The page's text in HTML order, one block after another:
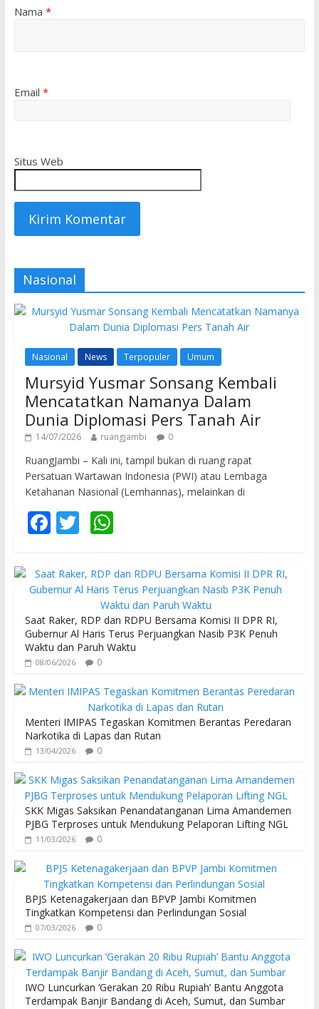
Nama *
Email *
Situs Web
Nasional
Nasional News Terpopuler Umum
Mursyid Yusmar Sonsang Kembali
Mencatatkan Namanya Dalam
Dunia Diplomasi Pers Tanah Air
14/07/2026 ruangjambi 0
RuangJambi – Kali ini, tampil bukan di ruang rapat
Persatuan Wartawan Indonesia (PWI) atau Lembaga
Ketahanan Nasional (Lemhannas), melainkan di
F
e
b
o
o
k
T
itt
er
W
at
s
A
p
p
Saat Raker, RDP dan RDPU Bersama Komisi II DPR RI,
Gubernur Al Haris Terus Perjuangkan Nasib P3K Penuh
Waktu dan Paruh Waktu
08/06/2026 0
Menteri IMIPAS Tegaskan Komitmen Berantas Peredaran
Narkotika di Lapas dan Rutan
13/04/2026 0
SKK Migas Saksikan Penandatanganan Lima Amandemen
PJBG Terproses untuk Mendukung Pelaporan Lifting NGL
11/03/2026 0
BPJS Ketenagakerjaan dan BPVP Jambi Komitmen
Tingkatkan Kompetensi dan Perlindungan Sosial
07/03/2026 0
IWO Luncurkan ‘Gerakan 20 Ribu Rupiah’ Bantu Anggota
Terdampak Banjir Bandang di Aceh, Sumut, dan Sumbar